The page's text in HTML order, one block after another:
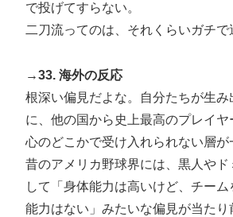
で投げてすらない。
二刀流ってのは、それくらいガチで
→33. 海外の反応
根深い偏見だよな。自分たちが生
に、他の国から史上最高のプレイヤ
心のどこかで受け入れられない層が
昔のアメリカ野球界には、黒人や
して「身体能力は高いけど、チー
能力はない」みたいな偏見が当たり